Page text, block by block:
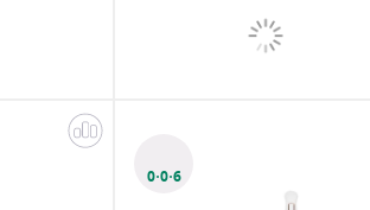
0·0·6